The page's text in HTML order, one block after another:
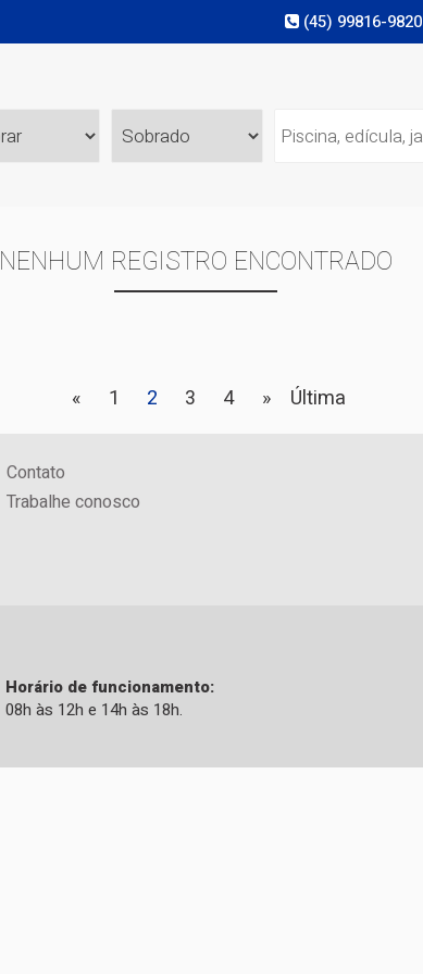
(45) 99816-9820
NENHUM REGISTRO ENCONTRADO
« 1 2 3 4 » Última
Contato
Trabalhe conosco
Horário de funcionamento:
08h às 12h e 14h às 18h.